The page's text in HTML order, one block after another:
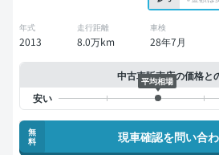
年式
2013
走行距離
8.0万km
車検
28年7月
中古車販売店の価格と
平均相場
無
料
現車確認を問い合